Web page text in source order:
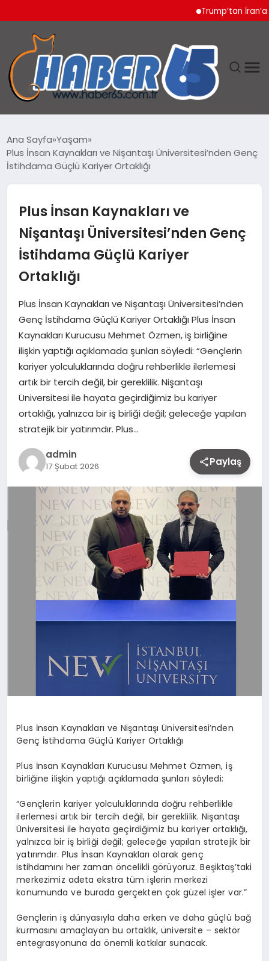
Trump’tan İran’a
YAŞAM
Ana Sayfa Yaşam
Plus İnsan Kaynakları ve Nişantaşı Üniversitesi’nden Genç
İstihdama Güçlü Kariyer Ortaklığı
Plus İnsan Kaynakları ve
Nişantaşı Üniversitesi’nden Genç
İstihdama Güçlü Kariyer
Ortaklığı
Plus İnsan Kaynakları ve Nişantaşı Üniversitesi’nden
Genç İstihdama Güçlü Kariyer Ortaklığı Plus İnsan
Kaynakları Kurucusu Mehmet Özmen, iş birliğine
ilişkin yaptığı açıklamada şunları söyledi: “Gençlerin
kariyer yolculuklarında doğru rehberlikle ilerlemesi
artık bir tercih değil, bir gereklilik. Nişantaşı
Üniversitesi ile hayata geçirdiğimiz bu kariyer
ortaklığı, yalnızca bir iş birliği değil; geleceğe yapılan
stratejik bir yatırımdır. Plus…
admin
17 Şubat 2026 Paylaş
Plus İnsan Kaynakları ve Nişantaşı Üniversitesi’nden
Genç İstihdama Güçlü Kariyer Ortaklığı
Plus İnsan Kaynakları Kurucusu Mehmet Özmen, iş
birliğine ilişkin yaptığı açıklamada şunları söyledi:
“Gençlerin kariyer yolculuklarında doğru rehberlikle
ilerlemesi artık bir tercih değil, bir gereklilik. Nişantaşı
Üniversitesi ile hayata geçirdiğimiz bu kariyer ortaklığı,
yalnızca bir iş birliği değil; geleceğe yapılan stratejik bir
yatırımdır. Plus İnsan Kaynakları olarak genç
istihdamını her zaman öncelikli görüyoruz. Beşiktaş’taki
merkezimiz adeta ekstra tüm işlerin merkezi
konumunda ve burada gerçekten çok güzel işler var.”
Gençlerin iş dünyasıyla daha erken ve daha güçlü bağ
kurmasını amaçlayan bu ortaklık, üniversite – sektör
entegrasyonuna da önemli katkılar sunacak.